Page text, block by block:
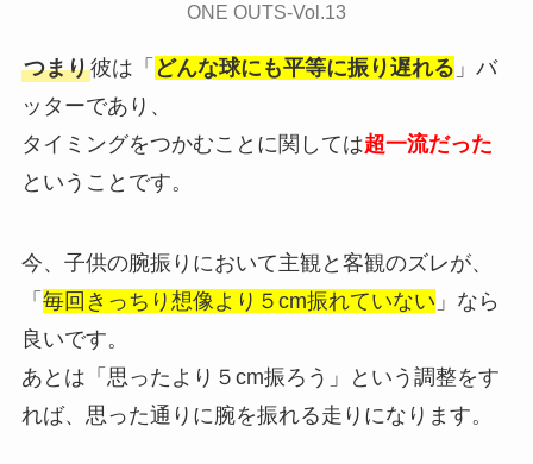
ONE OUTS-Vol.13
つまり彼は「 どんな球にも平等に振り遅れる 」バ
ッターであり、
タイミングをつかむことに関しては超一流だった
ということです。
今、子供の腕振りにおいて主観と客観のズレが、
「 毎回きっちり想像より５cm振れていない 」なら
良いです。
あとは「思ったより５cm振ろう」という調整をす
れば、思った通りに腕を振れる走りになります。